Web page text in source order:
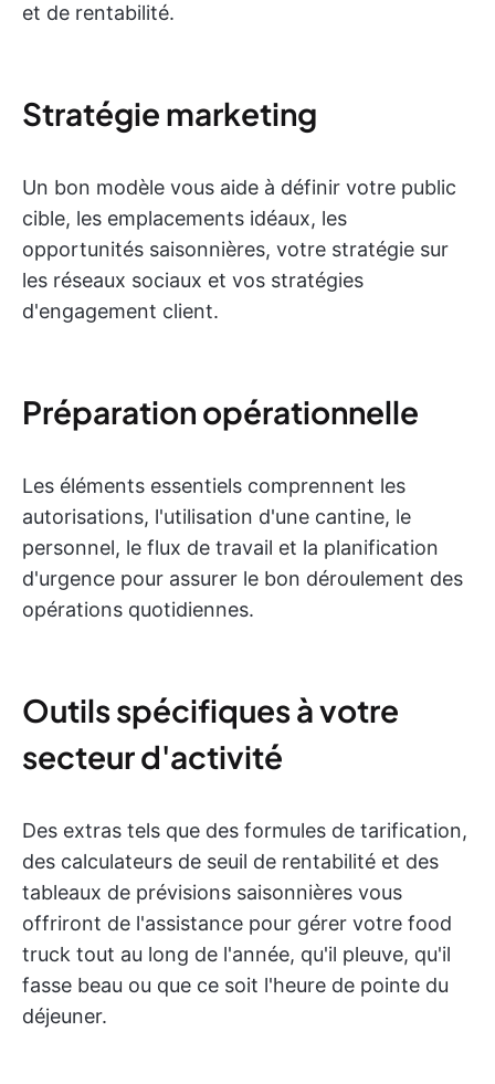
et de rentabilité.
Stratégie marketing
Un bon modèle vous aide à définir votre public
cible, les emplacements idéaux, les
opportunités saisonnières, votre stratégie sur
les réseaux sociaux et vos stratégies
d'engagement client.
Préparation opérationnelle
Les éléments essentiels comprennent les
autorisations, l'utilisation d'une cantine, le
personnel, le flux de travail et la planification
d'urgence pour assurer le bon déroulement des
opérations quotidiennes.
Outils spécifiques à votre
secteur d'activité
Des extras tels que des formules de tarification,
des calculateurs de seuil de rentabilité et des
tableaux de prévisions saisonnières vous
offriront de l'assistance pour gérer votre food
truck tout au long de l'année, qu'il pleuve, qu'il
fasse beau ou que ce soit l'heure de pointe du
déjeuner.